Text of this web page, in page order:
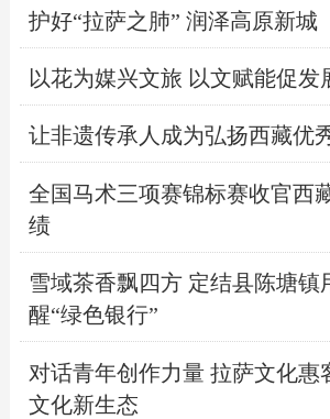
护好“拉萨之肺” 润泽高原新城
以花为媒兴文旅 以文赋能促发
让非遗传承人成为弘扬西藏优
全国马术三项赛锦标赛收官西
绩
雪域茶香飘四方 定结县陈塘镇
醒“绿色银行”
对话青年创作力量 拉萨文化惠
文化新生态